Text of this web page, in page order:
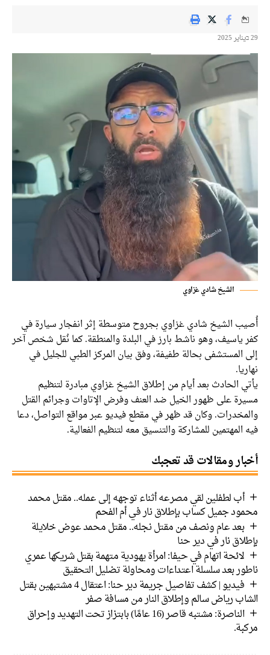
29 בيناير 2025
الشيخ شادي غزاوي
أُصيب الشيخ شادي غزاوي بجروح متوسطة إثر انفجار سيارة في
كفر ياسيف، وهو ناشط بارز في البلدة والمنطقة. كما نُقل شخص آخر
إلى المستشفى بحالة طفيفة، وفق بيان المركز الطبي للجليل في
نهاريا.
يأتي الحادث بعد أيام من إطلاق الشيخ غزاوي مبادرة لتنظيم
مسيرة على ظهور الخيل ضد العنف وفرض الإتاوات وجرائم القتل
والمخدرات. وكان قد ظهر في مقطع فيديو عبر مواقع التواصل، دعا
فيه المهتمين للمشاركة والتنسيق معه لتنظيم الفعالية.
أخبار ومقالات قد تعجبك
أب لطفلين لقي مصرعه أثناء توجهه إلى عمله.. مقتل محمد
محمود جميل كساب بإطلاق نار في أم الفحم
بعد عام ونصف من مقتل نجله.. مقتل محمد عوض خلايلة
بإطلاق نار في دير حنا
لائحة اتهام في حيفا: امرأة يهودية متهمة بقتل شريكها عمري
ناطور بعد سلسلة اعتداءات ومحاولة تضليل التحقيق
فيديو | كشف تفاصيل جريمة دير حنا: اعتقال 4 مشتبهين بقتل
الشاب رياض سالم وإطلاق النار من مسافة صفر
الناصرة: مشتبه قاصر (16 عامًا) بابتزاز تحت التهديد وإحراق
مركبة.